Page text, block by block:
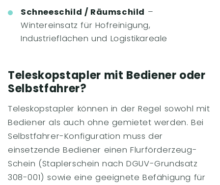
Schneeschild / Räumschild –
Wintereinsatz für Hofreinigung,
Industrieflächen und Logistikareale
Teleskopstapler mit Bediener oder
Selbstfahrer?
Teleskopstapler können in der Regel sowohl mit
Bediener als auch ohne gemietet werden. Bei
Selbstfahrer-Konfiguration muss der
einsetzende Bediener einen Flurförderzeug-
Schein (Staplerschein nach DGUV-Grundsatz
308-001) sowie eine geeignete Befähigung für